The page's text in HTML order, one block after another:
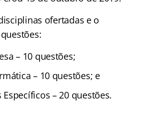
ofertadas e o
– 10 questões;
– 10 questões; e
– 20 questões.